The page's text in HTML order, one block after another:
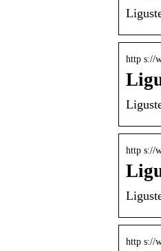
http s://
http s://
http s://